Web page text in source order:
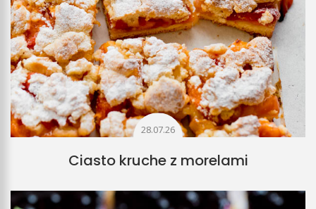
28.07.26
Ciasto kruche z morelami